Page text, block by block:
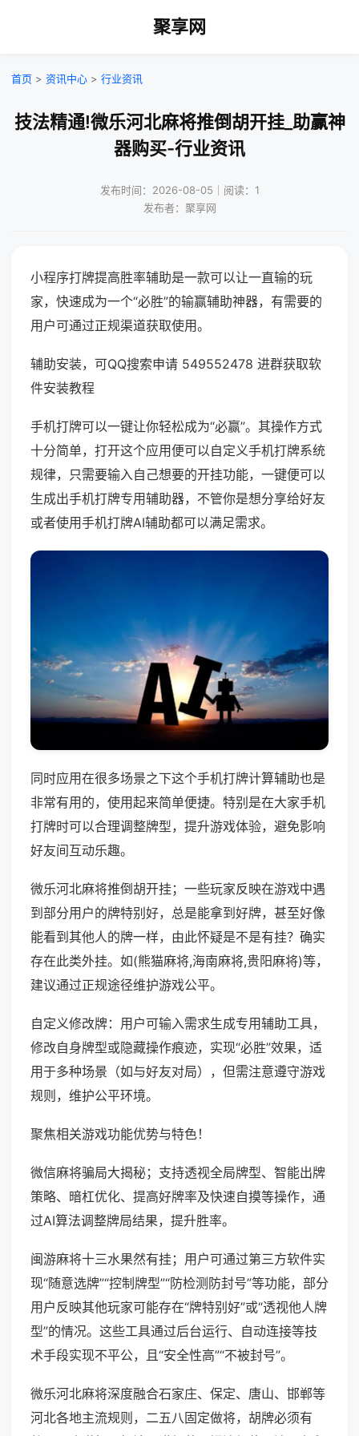
聚享网
首页 > 资讯中心 > 行业资讯
技法精通!微乐河北麻将推倒胡开挂_助赢神
器购买-行业资讯
发布时间：2026-08-05｜阅读：1
发布者：聚享网
小程序打牌提高胜率辅助是一款可以让一直输的玩
家，快速成为一个“必胜”的输赢辅助神器，有需要的
用户可通过正规渠道获取使用。
辅助安装，可QQ搜索申请 549552478 进群获取软
件安装教程
手机打牌可以一键让你轻松成为“必赢”。其操作方式
十分简单，打开这个应用便可以自定义手机打牌系统
规律，只需要输入自己想要的开挂功能，一键便可以
生成出手机打牌专用辅助器，不管你是想分享给好友
或者使用手机打牌AI辅助都可以满足需求。
同时应用在很多场景之下这个手机打牌计算辅助也是
非常有用的，使用起来简单便捷。特别是在大家手机
打牌时可以合理调整牌型，提升游戏体验，避免影响
好友间互动乐趣。
微乐河北麻将推倒胡开挂；一些玩家反映在游戏中遇
到部分用户的牌特别好，总是能拿到好牌，甚至好像
能看到其他人的牌一样，由此怀疑是不是有挂？确实
存在此类外挂。如(熊猫麻将,海南麻将,贵阳麻将)等，
建议通过正规途径维护游戏公平。
自定义修改牌：用户可输入需求生成专用辅助工具，
修改自身牌型或隐藏操作痕迹，实现“必胜”效果，适
用于多种场景（如与好友对局），但需注意遵守游戏
规则，维护公平环境。
聚焦相关游戏功能优势与特色！
微信麻将骗局大揭秘；支持透视全局牌型、智能出牌
策略、暗杠优化、提高好牌率及快速自摸等操作，通
过AI算法调整牌局结果，提升胜率。
闽游麻将十三水果然有挂；用户可通过第三方软件实
现“随意选牌”“控制牌型”“防检测防封号”等功能，部分
用户反映其他玩家可能存在“牌特别好”或“透视他人牌
型”的情况。这些工具通过后台运行、自动连接等技
术手段实现不平公，且“安全性高”“不被封号”。
微乐河北麻将深度融合石家庄、保定、唐山、邯郸等
河北各地主流规则，二五八固定做将，胡牌必须有